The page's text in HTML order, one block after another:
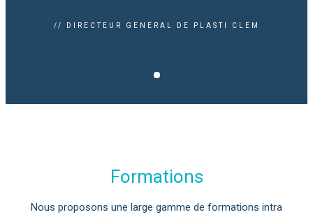
// DIRECTEUR GENERAL DE PLASTI CLEM
Formations
Nous proposons une large gamme de formations intra